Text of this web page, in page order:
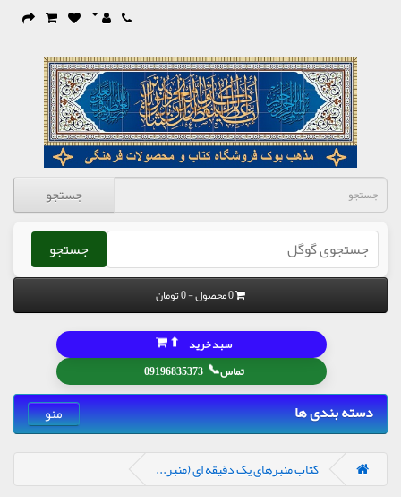
جستجو
جستجو
0 محصول - 0 تومان
تماس📞
09196835373
سبد خرید ⬆
دسته بندی ها منو
کتاب منبرهای یک دقیقه ای (منبر...